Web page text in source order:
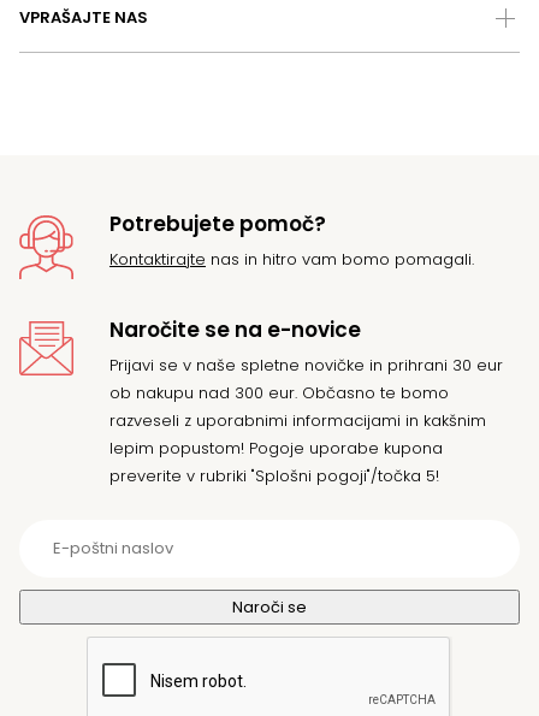
VPRAŠAJTE NAS
Potrebujete pomoč?
Kontaktirajte nas in hitro vam bomo pomagali.
Naročite se na e-novice
Prijavi se v naše spletne novičke in prihrani 30 eur
ob nakupu nad 300 eur. Občasno te bomo
razveseli z uporabnimi informacijami in kakšnim
lepim popustom! Pogoje uporabe kupona
preverite v rubriki "Splošni pogoji"/točka 5!